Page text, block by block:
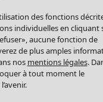
des fonctions
individuelles en cliquant
aucune fonction de
de plus amples
nos mentions légales.
à tout moment le